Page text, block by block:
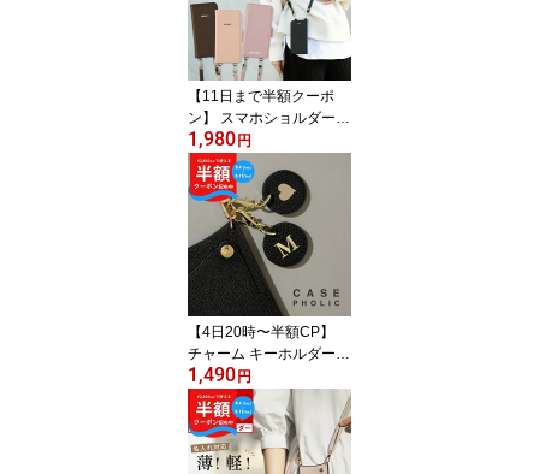
【11日まで半額クーポ
ン】 スマホショルダース
トラップ 大人 かわいい
スマホストラップショル
ダー 可愛い iphoneケー
ス 手帳型ショルダー ス
マホケース ショルダー
タイプ iphone16 ケース
カード収納 推し活 ケー
ス iphone12 ケース 名入
れ 文字入れ 手帳型 iPho
ne15
1,980 円
【4日20時〜半額CP】
チャーム キーホルダー
革 キーチャーム おしゃ
れ イニシャル キーホル
ダー かわいい イニシャ
ル チャーム レザー プレ
ゼント アルファベット
1,490 円